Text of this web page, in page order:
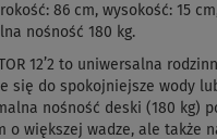
86 cm, wysokość: 15
nośność 180 kg.
12’2 to uniwersalna
się do spokojniejsze wody
nośność deski (180 kg)
o większej wadze, ale także